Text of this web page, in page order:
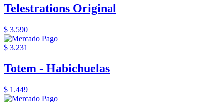
Telestrations Original
$ 3.590
$ 3.231
Totem - Habichuelas
$ 1.449